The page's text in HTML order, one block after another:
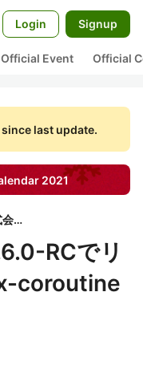
Login Signup
Official Event Official
last update.
2021
and factory株式会社
RCでリ
coroutine